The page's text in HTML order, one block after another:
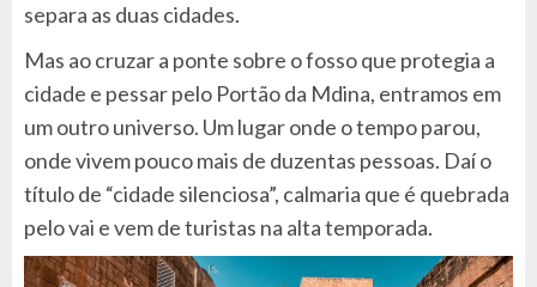
separa as duas cidades.
Mas ao cruzar a ponte sobre o fosso que protegia a
cidade e pessar pelo Portão da Mdina, entramos em
um outro universo. Um lugar onde o tempo parou,
onde vivem pouco mais de duzentas pessoas. Daí o
título de “cidade silenciosa”, calmaria que é quebrada
pelo vai e vem de turistas na alta temporada.